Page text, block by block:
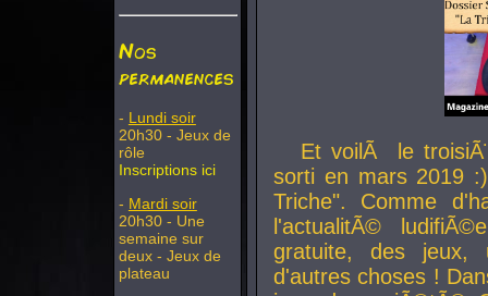
Nos
permanences
- Lundi soir
20h30 - Jeux de
rôle
Inscriptions ici
- Mardi soir
20h30 - Une
semaine sur
deux - Jeux de
plateau
Et voilÃ le
sorti en mars 2019
Triche". Comme
l'actualitÃ©
gratuite, des jeux,
d'autres choses !